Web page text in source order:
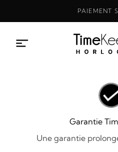
PAIEMENT
Garantie
Une garantie